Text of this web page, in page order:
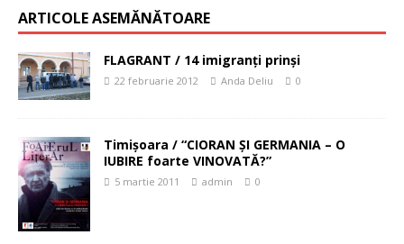
ARTICOLE ASEMĂNĂTOARE
FLAGRANT / 14 imigranţi prinşi
22 februarie 2012 Anda Deliu 0
Timişoara / “CIORAN ŞI GERMANIA – O
IUBIRE foarte VINOVATĂ?”
5 martie 2011 admin 0